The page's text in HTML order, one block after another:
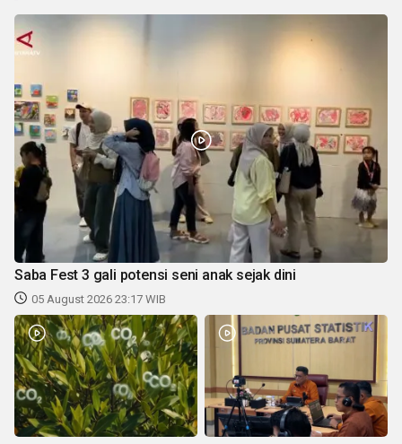
Saba Fest 3 gali potensi seni anak sejak dini
05 August 2026 23:17 WIB